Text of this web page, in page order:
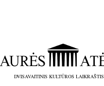
DVISAVAITINIS KULTŪROS LAIKRAŠTIS